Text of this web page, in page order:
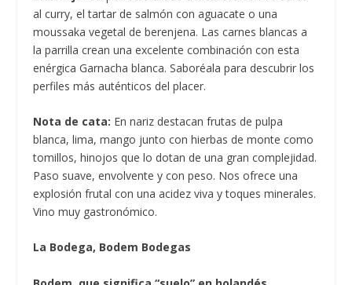
al curry, el tartar de salmón con aguacate o una
moussaka vegetal de berenjena. Las carnes blancas a
la parrilla crean una excelente combinación con esta
enérgica Garnacha blanca. Saboréala para descubrir los
perfiles más auténticos del placer.
Nota de cata: En nariz destacan frutas de pulpa
blanca, lima, mango junto con hierbas de monte como
tomillos, hinojos que lo dotan de una gran complejidad.
Paso suave, envolvente y con peso. Nos ofrece una
explosión frutal con una acidez viva y toques minerales.
Vino muy gastronómico.
La Bodega, Bodem Bodegas